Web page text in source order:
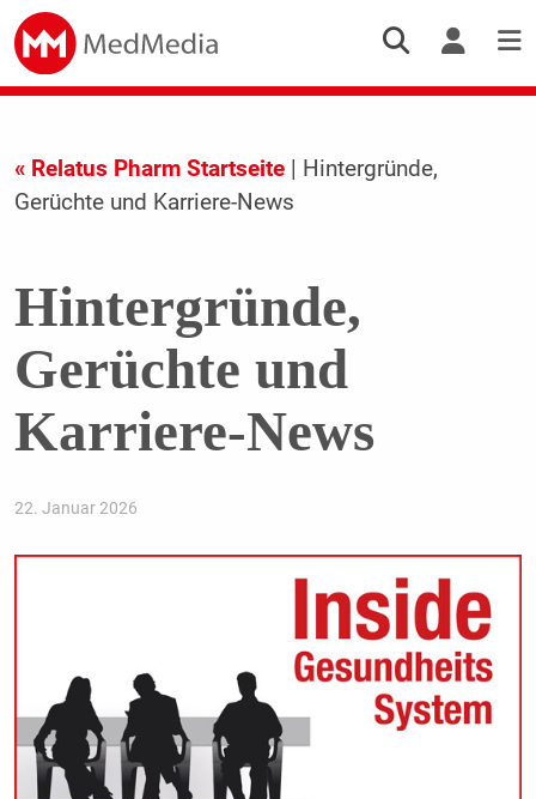
« Relatus Pharm Startseite| Hintergründe,
Gerüchte und Karriere-News
Hintergründe,
Gerüchte und
Karriere-News
22. Januar 2026